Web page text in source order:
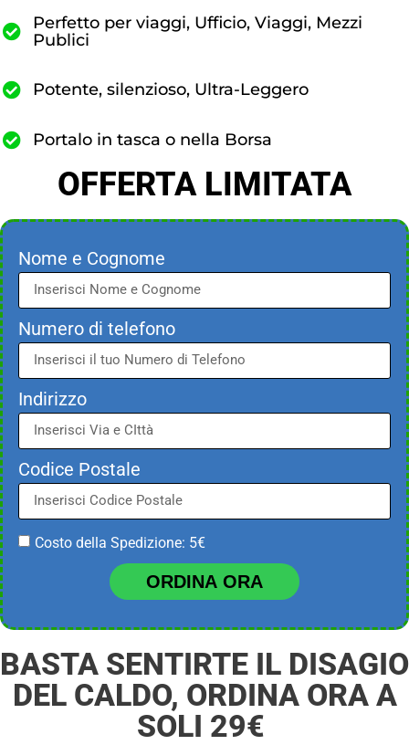
Perfetto per viaggi, Ufficio, Viaggi, Mezzi
Publici
Potente, silenzioso, Ultra-Leggero
Portalo in tasca o nella Borsa
OFFERTA LIMITATA
Nome e Cognome
Numero di telefono
Indirizzo
Codice Postale
Costo della Spedizione: 5€
ORDINA ORA
BASTA SENTIRTE IL DISAGIO
DEL CALDO, ORDINA ORA A
SOLI 29€